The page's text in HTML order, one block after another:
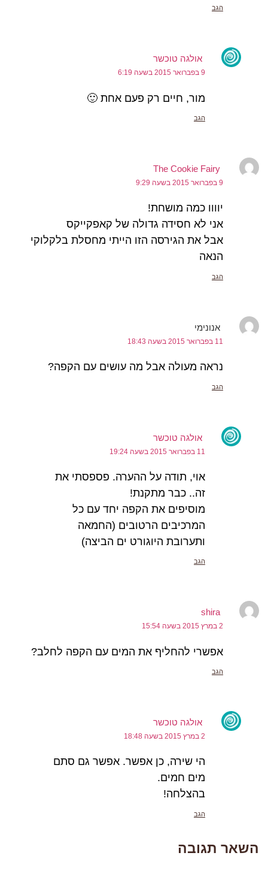
הגב
אולגה טוכשר
9 בפברואר 2015 בשעה 6:19
מור, חיים רק פעם אחת 🙂
הגב
The Cookie Fairy
9 בפברואר 2015 בשעה 9:29
יוווו כמה מושחת!
אני לא חסידה גדולה של קאפקייקס
אבל את הגירסה הזו הייתי מחסלת בלקלוקי
הנאה
הגב
אנונימי
11 בפברואר 2015 בשעה 18:43
נראה מעולה אבל מה עושים עם הקפה?
הגב
אולגה טוכשר
11 בפברואר 2015 בשעה 19:24
אוי, תודה על ההערה. פספסתי את
זה.. כבר מתקנת!
מוסיפים את הקפה יחד עם כל
המרכיבים הרטובים (החמאה
ותערובת היוגורט ים הביצה)
הגב
shira
2 במרץ 2015 בשעה 15:54
אפשרי להחליף את המים עם הקפה לחלב?
הגב
אולגה טוכשר
2 במרץ 2015 בשעה 18:48
הי שירה, כן אפשר. אפשר גם סתם
מים חמים.
בהצלחה!
הגב
השאר תגובה